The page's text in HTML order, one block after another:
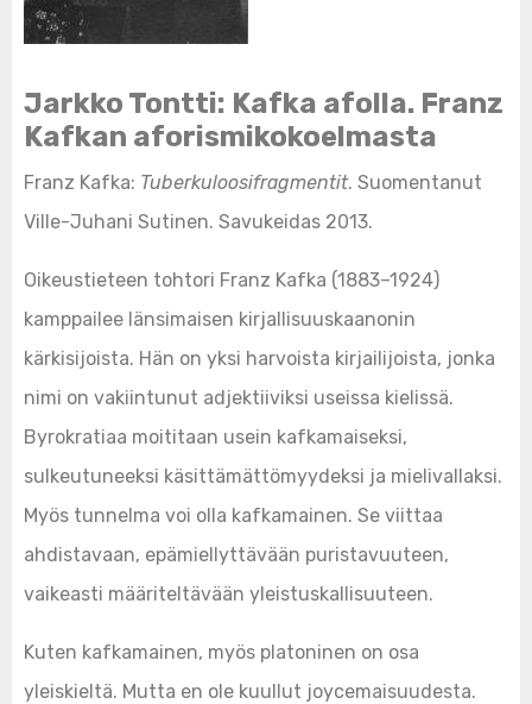
Jarkko Tontti: Kafka afolla. Franz
Kafkan aforismikokoelmasta
Franz Kafka: Tuberkuloosifragmentit. Suomentanut
Ville-Juhani Sutinen. Savukeidas 2013.
Oikeustieteen tohtori Franz Kafka (1883–1924)
kamppailee länsimaisen kirjallisuuskaanonin
kärkisijoista. Hän on yksi harvoista kirjailijoista, jonka
nimi on vakiintunut adjektiiviksi useissa kielissä.
Byrokratiaa moititaan usein kafkamaiseksi,
sulkeutuneeksi käsittämättömyydeksi ja mielivallaksi.
Myös tunnelma voi olla kafkamainen. Se viittaa
ahdistavaan, epämiellyttävään puristavuuteen,
vaikeasti määriteltävään yleistuskallisuuteen.
Kuten kafkamainen, myös platoninen on osa
yleiskieltä. Mutta en ole kuullut joycemaisuudesta.